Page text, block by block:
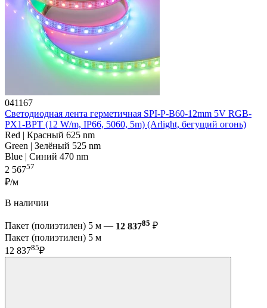
041167
Светодиодная лента герметичная SPI-P-B60-12mm 5V RGB-
PX1-BPT (12 W/m, IP66, 5060, 5m) (Arlight, бегущий огонь)
Red | Красный 625 nm
Green | Зелёный 525 nm
Blue | Синий 470 nm
2 56757
₽/м
В наличии
Пакет (полиэтилен) 5 м — 12 83785 ₽
Пакет (полиэтилен) 5 м
12 83785₽